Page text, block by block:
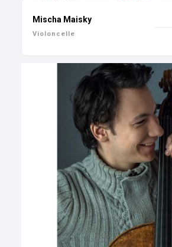
Mischa Maisky
Violoncelle